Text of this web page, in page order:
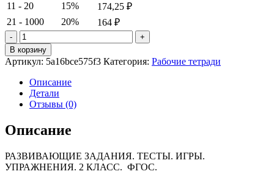
11 - 20
15% 174,25 ₽
21 - 1000
20% 164 ₽
Количество
товара
УМКн.
РАЗВИВАЮЩИЕ
ЗАДАНИЯ.
2
КЛАСС.
В корзину
Артикул: 5a16bce575f3 Категория: Рабочие тетради
Описание
Детали
Отзывы (0)
Описание
РАЗВИВАЮЩИЕ ЗАДАНИЯ. ТЕСТЫ. ИГРЫ.
УПРАЖНЕНИЯ. 2 КЛАСС. ФГОС.